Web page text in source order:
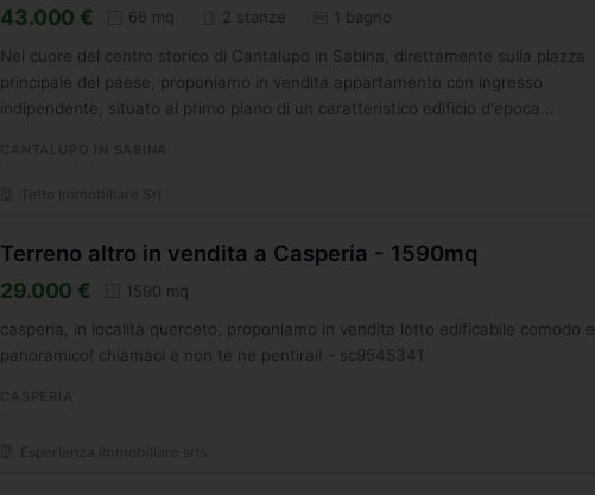
43.000 € 66 mq 2 stanze 1 bagno
Nel cuore del centro storico di Cantalupo in Sabina, direttamente sulla piazza
principale del paese, proponiamo in vendita appartamento con ingresso
indipendente, situato al primo piano di un caratteristico edificio d'epoca...
Terreno altro in vendita a Casperia - 1590mq
29.000 € 1590 mq
casperia, in località querceto, proponiamo in vendita lotto edificabile comodo e
panoramico! chiamaci e non te ne pentirai! - sc9545341